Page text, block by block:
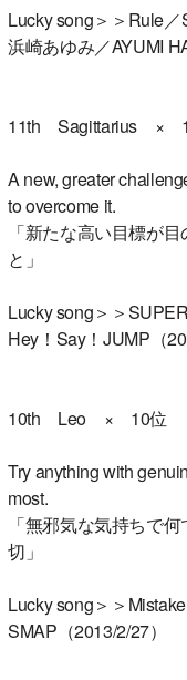
Lucky song＞＞Rule／
浜崎あゆみ／AYUMI
11th Sagittarius ×
A new, greater
to overcome it.
「新たな高い目標が
と」
Lucky song＞＞
Hey！Say！JUMP（
10th Leo × 10位
Try anything with
most.
「無邪気な気持ちで
切」
Lucky song＞＞
SMAP（2013/2/27）